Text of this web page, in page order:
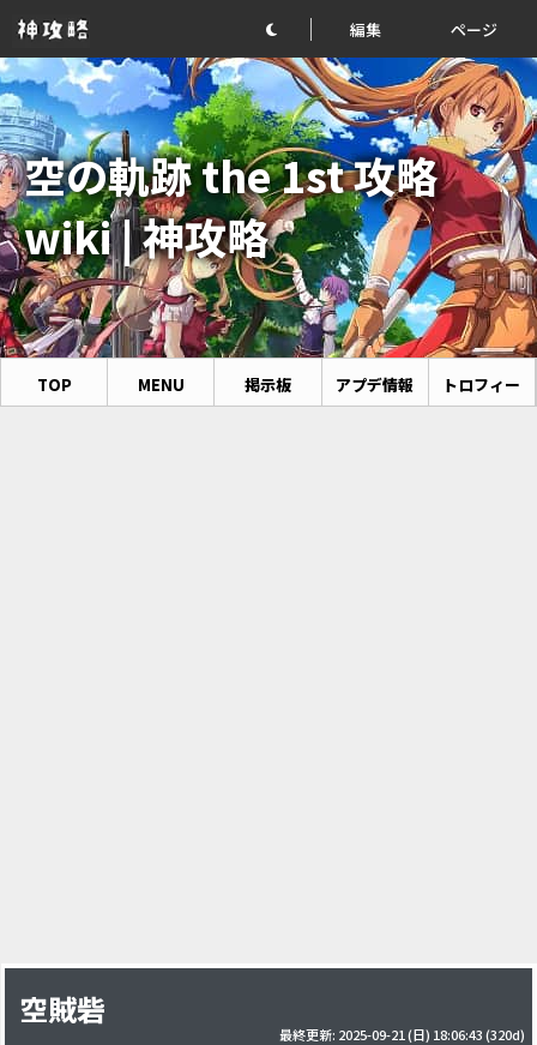
編集 ページ
空の軌跡 the 1st 攻略
wiki | 神攻略
TOP MENU 掲示板 アプデ情報 トロフィー
空賊砦
最終更新: 2025-09-21 (日) 18:06:43(320d)